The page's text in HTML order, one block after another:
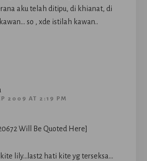
aku telah ditipu, di khianat, di
so , xde istilah kawan..
2009 AT 2:19 PM
Will Be Quoted Here]
lily…last2 hati kite yg terseksa…